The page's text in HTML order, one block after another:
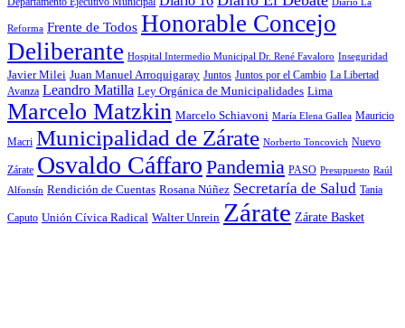
Reforma Frente de Todos Honorable Concejo
Deliberante Hospital Intermedio Municipal Dr. René Favaloro Inseguridad
Javier Milei Juan Manuel Arroquigaray Juntos Juntos por el Cambio La Libertad
Avanza Leandro Matilla Ley Orgánica de Municipalidades Lima
Marcelo Matzkin Marcelo Schiavoni María Elena Gallea Mauricio
Macri Municipalidad de Zárate Norberto Toncovich Nuevo
Zárate Osvaldo Cáffaro Pandemia PASO Presupuesto Raúl
Alfonsín Rendición de Cuentas Rosana Núñez Secretaría de Salud Tania
Caputo Unión Cívica Radical Walter Unrein Zárate Zárate Basket